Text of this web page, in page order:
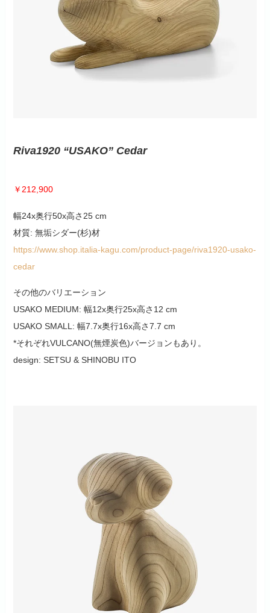
Riva1920 “USAKO” Cedar
￥212,900
幅24x奥行50x高さ25 cm
材質: 無垢シダー(杉)材
https://www.shop.italia-kagu.com/product-page/riva1920-usako-
cedar
その他のバリエーション
USAKO MEDIUM: 幅12x奥行25x高さ12 cm
USAKO SMALL: 幅7.7x奥行16x高さ7.7 cm
*それぞれVULCANO(無煙炭色)バージョンもあり。
design: SETSU & SHINOBU ITO